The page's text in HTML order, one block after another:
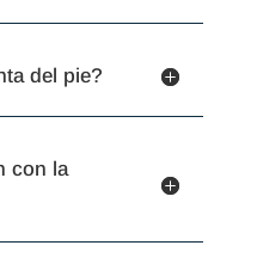
del pie?
con la